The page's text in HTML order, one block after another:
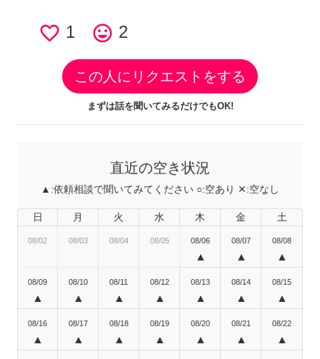
favorite_border 1 tag_faces 2
この人にリクエストをする
まずは話を聞いてみるだけでもOK!
直近の空き状況
▲:依頼相談で聞いてみてください ○:空あり ✕:空なし
日 月 火 水 木 金 土
08/02 08/03 08/04 08/05 08/06
▲
08/07
▲
08/08
▲
08/09
▲
08/10
▲
08/11
▲
08/12
▲
08/13
▲
08/14
▲
08/15
▲
08/16
▲
08/17
▲
08/18
▲
08/19
▲
08/20
▲
08/21
▲
08/22
▲